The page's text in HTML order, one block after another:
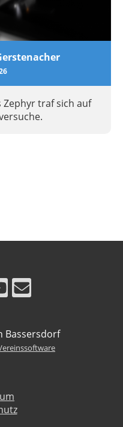
Zephyr traf sich auf
Bassersdorf